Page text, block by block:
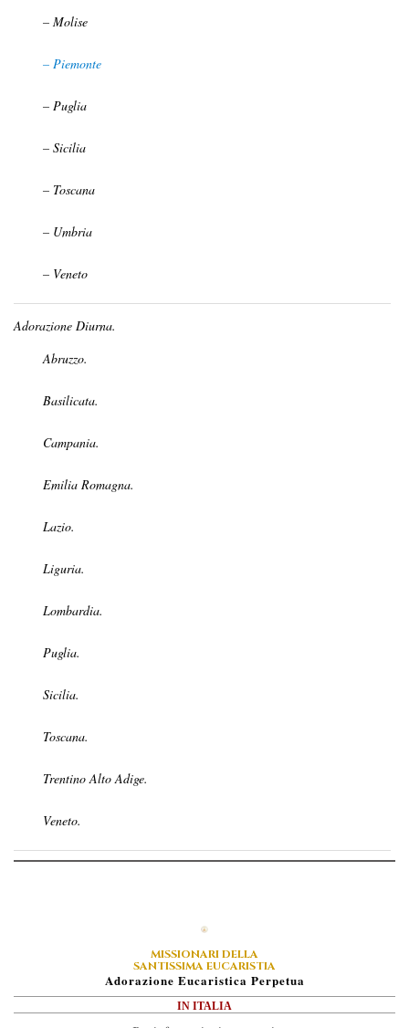
– Molise
– Piemonte
– Puglia
– Sicilia
– Toscana
– Umbria
– Veneto
Adorazione Diurna.
Abruzzo.
Basilicata.
Campania.
Emilia Romagna.
Lazio.
Liguria.
Lombardia.
Puglia.
Sicilia.
Toscana.
Trentino Alto Adige.
Veneto.
MISSIONARI DELLA
SANTISSIMA EUCARISTIA
ADorazione EUcaristica PErpetua
IN ITALIA